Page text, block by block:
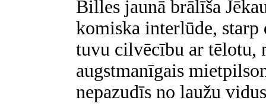
Billes jaunā brālīša
komiska interlūde, starp
tuvu cilvēcību ar tēlotu,
augstmanīgais
nepazudīs no laužu